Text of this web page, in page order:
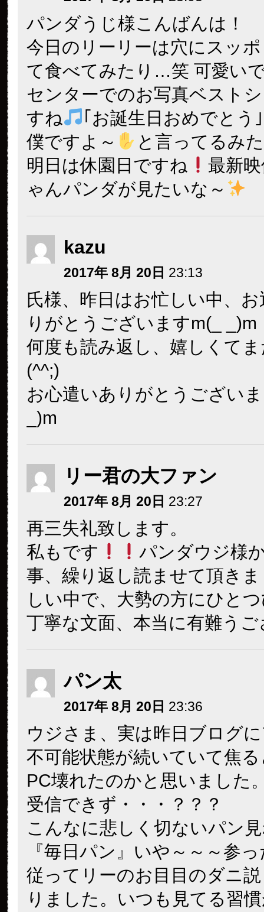
パンダうじ様こんばんは！
今日のリーリーは穴にスッ
て食べてみたり…笑 可愛い
センターでのお写真ベスト
すね
｢お誕生日おめでとう
僕ですよ～
と言ってるみ
明日は休園日ですね
最新
ゃんパンダが見たいな～
kazu
2017年 8月 20日 23:13
氏様、昨日はお忙しい中、
りがとうございますm(_ _)m
何度も読み返し、嬉しくて
(^^;)
お心遣いありがとうござい
_)m
リー君の大ファン
2017年 8月 20日 23:27
再三失礼致します。
私もです
パンダウジ様
事、繰り返し読ませて頂き
しい中で、大勢の方にひと
丁寧な文面、本当に有難う
パン太
2017年 8月 20日 23:36
ウジさま、実は昨日ブログ
不可能状態が続いていて焦
PC壊れたのかと思いました
受信できず・・・？？？
こんなに悲しく切ないパン
『毎日パン』いや～～～参
従ってリーのお目目のダニ
りました。いつも見てる習